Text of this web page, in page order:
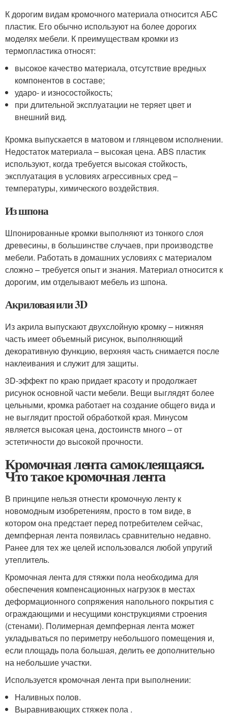
К дорогим видам кромочного материала относится АБС
пластик. Его обычно используют на более дорогих
моделях мебели. К преимуществам кромки из
термопластика относят:
высокое качество материала, отсутствие вредных
компонентов в составе;
ударо- и износостойкость;
при длительной эксплуатации не теряет цвет и
внешний вид.
Кромка выпускается в матовом и глянцевом исполнении.
Недостаток материала – высокая цена. ABS пластик
используют, когда требуется высокая стойкость,
эксплуатация в условиях агрессивных сред –
температуры, химического воздействия.
Из шпона
Шпонированные кромки выполняют из тонкого слоя
древесины, в большинстве случаев, при производстве
мебели. Работать в домашних условиях с материалом
сложно – требуется опыт и знания. Материал относится к
дорогим, им отделывают мебель из шпона.
Акриловая или 3D
Из акрила выпускают двухслойную кромку – нижняя
часть имеет объемный рисунок, выполняющий
декоративную функцию, верхняя часть снимается после
наклеивания и служит для защиты.
3D-эффект по краю придает красоту и продолжает
рисунок основной части мебели. Вещи выглядят более
цельными, кромка работает на создание общего вида и
не выглядит простой обработкой края. Минусом
является высокая цена, достоинств много – от
эстетичности до высокой прочности.
Кромочная лента самоклеящаяся.
Что такое кромочная лента
В принципе нельзя отнести кромочную ленту к
новомодным изобретениям, просто в том виде, в
котором она предстает перед потребителем сейчас,
демпферная лента появилась сравнительно недавно.
Ранее для тех же целей использовался любой упругий
утеплитель.
Кромочная лента для стяжки пола необходима для
обеспечения компенсационных нагрузок в местах
деформационного сопряжения напольного покрытия с
ограждающими и несущими конструкциями строения
(стенами). Полимерная демпферная лента может
укладываться по периметру небольшого помещения и,
если площадь пола большая, делить ее дополнительно
на небольшие участки.
Используется кромочная лента при выполнении:
Наливных полов.
Выравнивающих стяжек пола .